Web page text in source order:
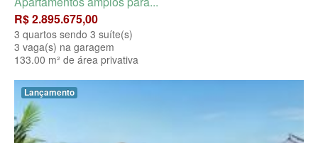
R$ 2.895.675,00
3 quartos sendo 3 suíte(s)
3 vaga(s) na garagem
133.00 m² de área privativa
Lançamento